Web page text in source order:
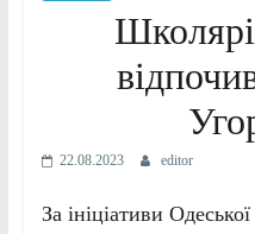
22.08.2023 editor
За ініціативи